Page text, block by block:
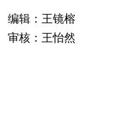
编辑：王镜榕
审核：王怡然